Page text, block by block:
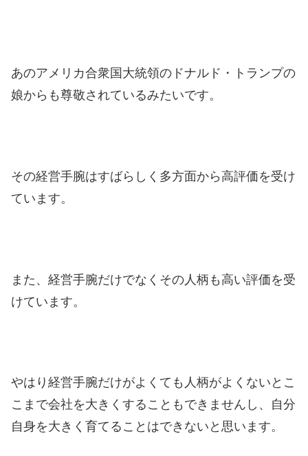
あのアメリカ合衆国大統領のドナルド・トランプの
娘からも尊敬されているみたいです。
その経営手腕はすばらしく多方面から高評価を受け
ています。
また、経営手腕だけでなくその人柄も高い評価を受
けています。
やはり経営手腕だけがよくても人柄がよくないとこ
こまで会社を大きくすることもできませんし、自分
自身を大きく育てることはできないと思います。